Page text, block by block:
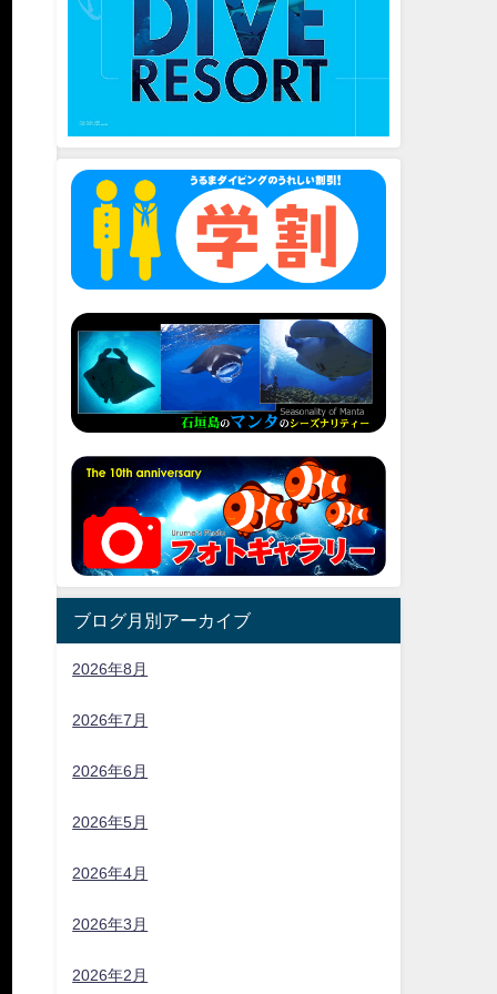
ブログ月別アーカイブ
2026年8月
2026年7月
2026年6月
2026年5月
2026年4月
2026年3月
2026年2月